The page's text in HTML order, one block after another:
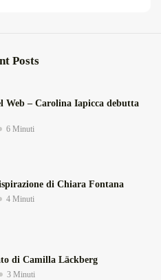
Posts
Web – Carolina Iapicca debutta
6 Minuti
di Chiara Fontana
4 Minuti
di Camilla Läckberg
3 Minuti